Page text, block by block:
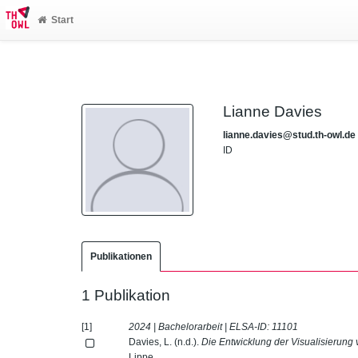
Start
Lianne Davies
lianne.davies@stud.th-owl.de
ID
Publikationen
1 Publikation
[1] 2024 | Bachelorarbeit | ELSA-ID: 11101
Davies, L. (n.d.).Die Entwicklung der Visualisierung